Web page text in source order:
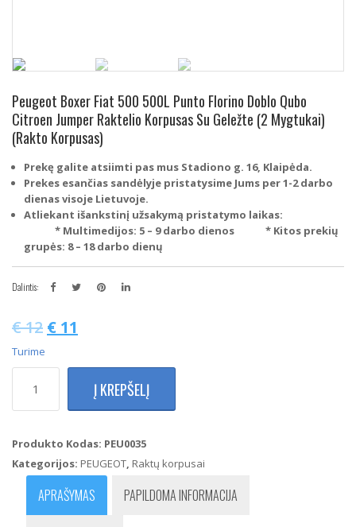
Peugeot Boxer Fiat 500 500L Punto Florino Doblo Qubo
Citroen Jumper Raktelio Korpusas Su Geležte (2 Mygtukai)
(Rakto Korpusas)
Prekę galite atsiimti pas mus Stadiono g. 16, Klaipėda.
Prekes esančias sandėlyje pristatysime Jums per 1-2 darbo
dienas visoje Lietuvoje.
Atliekant išankstinį užsakymą pristatymo laikas:
* Multimedijos: 5 – 9 darbo dienos * Kitos prekių
grupės: 8 – 18 darbo dienų
Dalintis:
€12 € 11
Turime
kiekis:
Fiat
500L
Florino
Doblo
Į KREPŠELĮ
Produkto Kodas: PEU0035
Kategorijos: PEUGEOT, Raktų korpusai
APRAŠYMAS PAPILDOMA INFORMACIJA